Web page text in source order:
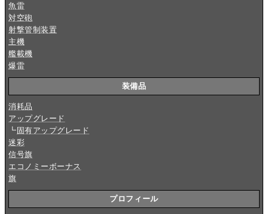
魚雷
対空砲
射撃管制装置
主機
艦載機
爆雷
装備品
消耗品
アップグレード
┗ 固有アップグレード
迷彩
信号旗
エコノミーボーナス
旗
プロフィール